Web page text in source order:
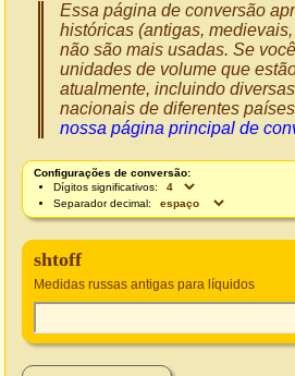
Essa página de conversão
históricas (antigas,
não são mais usadas. Se
unidades de volume que
atualmente, incluindo
nacionais de diferentes
nossa página principal de
Configurações de conversão:
Dígitos significativos:
Separador decimal:
shtoff
Medidas russas antigas para líquidos